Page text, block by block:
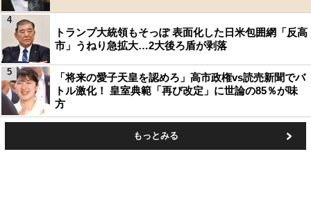
トランプ大統領もそっぽ 表面化した日米包囲網「反高
市」うねり急拡大…2大後ろ盾が剥落
4
「将来の愛子天皇を認めろ」高市政権vs読売新聞でバ
トル激化！ 皇室典範「再び改定」に世論の85％が味
方
5
もっとみる